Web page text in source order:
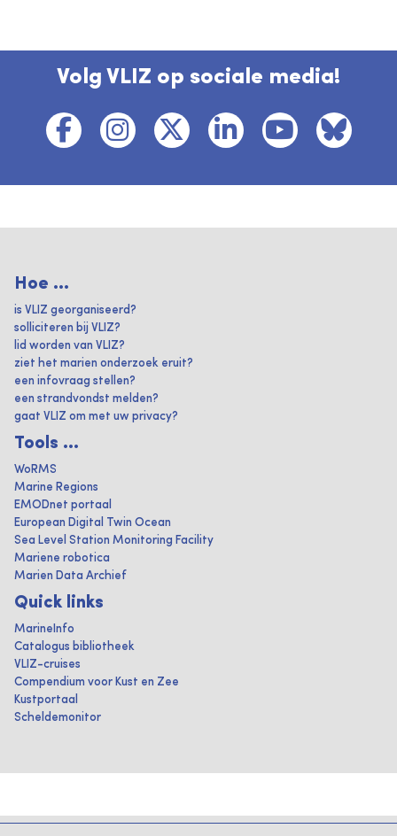
Volg VLIZ op sociale media!
Hoe ...
is VLIZ georganiseerd?
solliciteren bij VLIZ?
lid worden van VLIZ?
ziet het marien onderzoek eruit?
een infovraag stellen?
een strandvondst melden?
gaat VLIZ om met uw privacy?
Tools ...
WoRMS
Marine Regions
EMODnet portaal
European Digital Twin Ocean
Sea Level Station Monitoring Facility
Mariene robotica
Marien Data Archief
Quick links
MarineInfo
Catalogus bibliotheek
VLIZ-cruises
Compendium voor Kust en Zee
Kustportaal
Scheldemonitor